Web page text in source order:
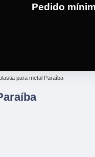
Pedido
para metal Paraíba